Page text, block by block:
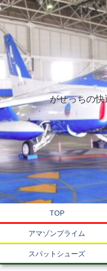
がせっちの快
TOP
アマゾンプライム
スパットシューズ